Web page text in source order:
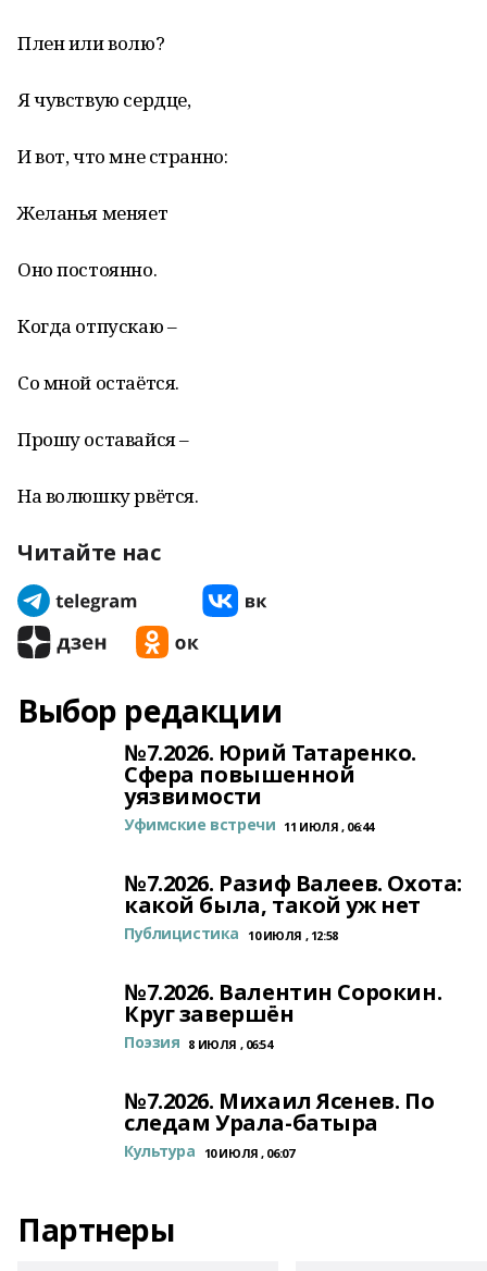
Плен или волю?
Я чувствую сердце,
И вот, что мне странно:
Желанья меняет
Оно постоянно.
Когда отпускаю –
Со мной остаётся.
Прошу оставайся –
На волюшку рвётся.
Читайте нас
Выбор редакции
№7.2026. Юрий Татаренко.
Сфера повышенной
уязвимости
Уфимские встречи 11 ИЮЛЯ , 06:44
№7.2026. Разиф Валеев. Охота:
какой была, такой уж нет
Публицистика 10 ИЮЛЯ , 12:58
№7.2026. Валентин Сорокин.
Круг завершён
Поэзия 8 ИЮЛЯ , 06:54
№7.2026. Михаил Ясенев. По
следам Урала-батыра
Культура 10 ИЮЛЯ , 06:07
Партнеры